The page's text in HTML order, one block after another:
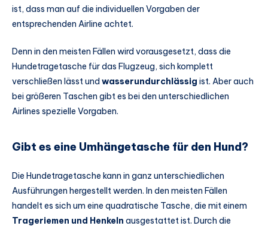
ist, dass man auf die individuellen Vorgaben der
entsprechenden Airline achtet.
Denn in den meisten Fällen wird vorausgesetzt, dass die
Hundetragetasche für das Flugzeug, sich komplett
verschließen lässt und wasserundurchlässig ist. Aber auch
bei größeren Taschen gibt es bei den unterschiedlichen
Airlines spezielle Vorgaben.
Gibt es eine Umhängetasche für den Hund?
Die Hundetragetasche kann in ganz unterschiedlichen
Ausführungen hergestellt werden. In den meisten Fällen
handelt es sich um eine quadratische Tasche, die mit einem
Trageriemen und Henkeln ausgestattet ist. Durch die